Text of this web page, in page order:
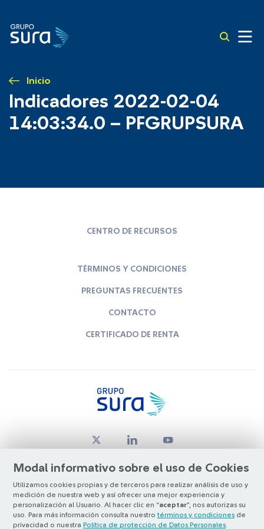
Inicio
Indicadores 2022-02-04
14:03:34.0 – PFGRUPSURA
Modal informativo sobre el uso de Cookies
Utilizamos cookies propias y de terceros para realizar análisis de uso y
medición de nuestra web y así ofrecer una mejor experiencia y
personalización al Usuario. Al hacer clic en “aceptar”, nos autorizas su
uso. Para más información consulta nuestro términos y condiciones de
privacidad o nuestra Política de protección de Datos Personales
CENTRO DE RECURSOS
TÉRMINOS Y CONDICIONES
PREGUNTAS FRECUENTES
CONTACTO
CERTIFICADO DE RENTA
© Copyright Grupo SURA 2026